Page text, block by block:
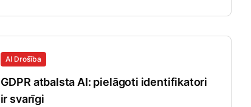
AI Drošība
GDPR atbalsta AI: pielāgoti identifikatori
ir svarīgi